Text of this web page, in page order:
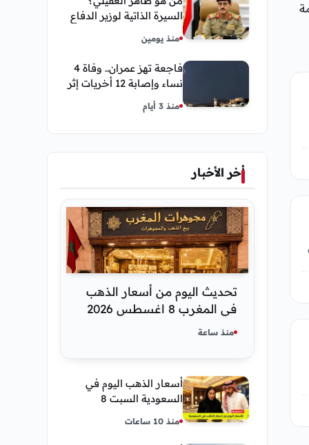
السيرة الذاتية لوزير الدفاع
مناصبه
منذ يومين
فاجعة تهز عمران.. وفاة 4
نساء وإصابة 12 أخريات إثر
صاعقة رعدية خلال مناسبة
اجتماعية
منذ 3 أيام
أخر الأخبار
تحديث اليوم من أسعار الذهب
في المغرب 8 اغسطس 2026
كم عسر الجنية الذهب
منذ ساعة
أسعار الذهب اليوم في
السعودية السبت 8
مباشر
منذ 10 ساعات